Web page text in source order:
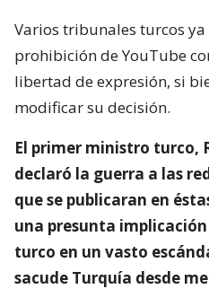
Varios tribunales turcos
prohibición de YouTube
libertad de expresión, si
modificar su decisión.
El primer ministro turco,
declaró la guerra a las
que se publicaran en
una presunta
turco en un vasto
sacude Turquía desde